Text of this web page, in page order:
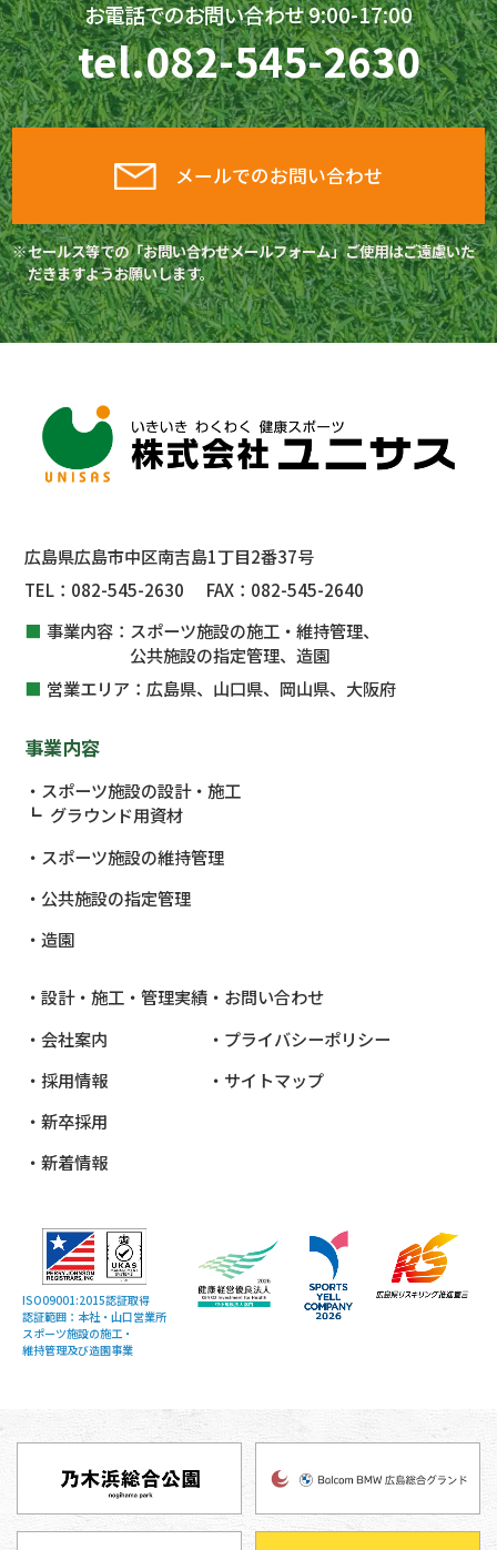
お電話でのお問い合わせ 9:00-17:00
tel.082-545-2630
メールでのお問い合わせ
セールス等での「お問い合わせメールフォーム」ご使用はご遠慮いた
だきますようお願いします。
広島県広島市中区南吉島1丁目2番37号
TEL： 082-545-2630 FAX： 082-545-2640
事業内容： スポーツ施設の施工・維持管理、
公共施設の指定管理、 造園
営業エリア： 広島県、山口県、岡山県、大阪府
事業内容
スポーツ施設の設計・施工
グラウンド用資材
スポーツ施設の維持管理
公共施設の指定管理
造園
設計・施工・管理実績
会社案内
採用情報
新卒採用
新着情報
お問い合わせ
プライバシーポリシー
サイトマップ
ISO09001:2015認証取得
認証範囲：本社・山口営業所
スポーツ施設の施工・
維持管理及び造園事業